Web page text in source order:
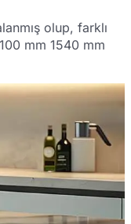
olup, farklı
mm 1540 mm